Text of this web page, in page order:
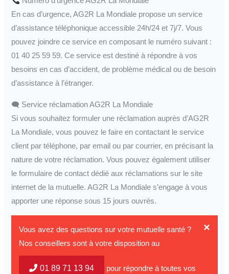
En cas d’urgence, AG2R La Mondiale propose un service
d’assistance téléphonique accessible 24h/24 et 7j/7. Vous
pouvez joindre ce service en composant le numéro suivant :
01 40 25 59 59. Ce service est destiné à répondre à vos
besoins en cas d’accident, de problème médical ou de besoin
d’assistance à l’étranger.
🗨 Service réclamation AG2R La Mondiale
Si vous souhaitez formuler une réclamation auprès d’AG2R
La Mondiale, vous pouvez le faire en contactant le service
client par téléphone, par email ou par courrier, en précisant la
nature de votre réclamation. Vous pouvez également utiliser
le formulaire de contact dédié aux réclamations sur le site
internet de la mutuelle. AG2R La Mondiale s’engage à vous
apporter une réponse sous 15 jours ouvrés.
×
Vous avez des questions sur votre mutuelle santé ?
Nos conseillers sont à votre disposition au
01 89 71 13 94 pour répondre à toutes vos